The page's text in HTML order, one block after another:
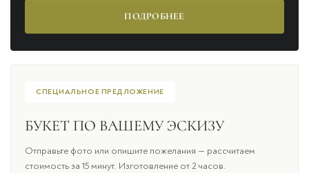
ПОДРОБНЕЕ
СПЕЦИАЛЬНОЕ ПРЕДЛОЖЕНИЕ
БУКЕТ ПО ВАШЕМУ ЭСКИЗУ
Отправьте фото или опишите пожелания — рассчитаем
стоимость за 15 минут. Изготовление от 2 часов.